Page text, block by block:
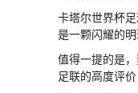
卡塔尔世界杯
是一颗闪耀的
值得一提的是
足联的高度评